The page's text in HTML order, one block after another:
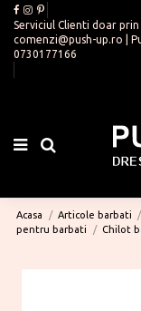
Serviciul Clienti doar prin
comenzi@push-up.ro |
0730177166
Acasa Articole barbati
pentru barbati
Chilot